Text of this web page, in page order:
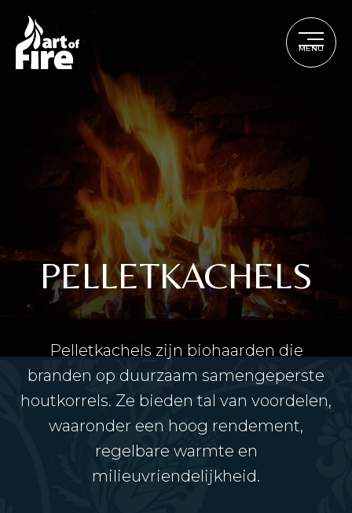
MENU
PELLETKACHELS
Pelletkachels zijn biohaarden die
branden op duurzaam samengeperste
houtkorrels. Ze bieden tal van voordelen,
waaronder een hoog rendement,
regelbare warmte en
milieuvriendelijkheid.
Product
KLOVER